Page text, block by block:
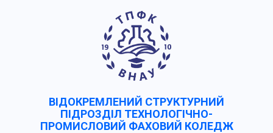
ВІДОКРЕМЛЕНИЙ СТРУКТУРНИЙ
ПІДРОЗДІЛ ТЕХНОЛОГІЧНО-
ПРОМИСЛОВИЙ ФАХОВИЙ КОЛЕДЖ